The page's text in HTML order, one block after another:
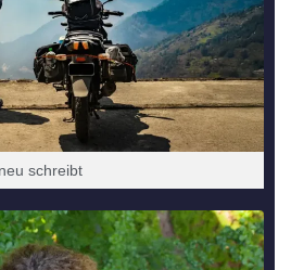
schreibt